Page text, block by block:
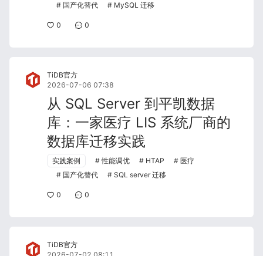
国产化替代
MySQL 迁移
0 0
TiDB官方
2026-07-06 07:38
从 SQL Server 到平凯数据
库：一家医疗 LIS 系统厂商的
数据库迁移实践
实践案例 性能调优 HTAP
医疗
国产化替代
SQL server 迁移
0 0
TiDB官方